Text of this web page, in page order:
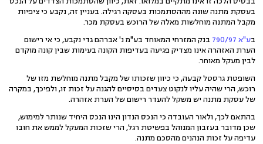
בעסקת מתנה שונה מההסתמכות בעסקה רגילה. בעניין זה, נקבע כי ציפיות
מקבל המתנה מוחלשות מאלה של הרוכש בעסקת מכר.
בע"א 790/97
בנק המזרחי המאוחד בע"מ נ' אברהם גדי נקבע, כי אי רישום
הערת האזהרה אינו מצדיק פגיעה בעדיפות הקונה בעימות שבין קונה מוקדם
לבין מעקל מאוחר.
השופטת גרסטל קבעה, כי כיוון שזכותו של מקבל מתנה מוחלשת מזו של
רוכש, הרי שהיה עליו לנקוט צעדים בסיסיים להגנה על זכות זו, ולפיכך, במקרה
של עסקת מתנה יש משקל להעדר רישום של הערת אזהרה.
בהתאם לכך, ולאור העובדה כי הנכס הנדון הינו הנכס היחיד שנותר למימוש,
שכן מדובר בעזבון המנוהל בפשיטת רגל, הרי שזכות המעקל לממש את חובו
עדיפה על זכות הנהנים מהסכם מתנה.